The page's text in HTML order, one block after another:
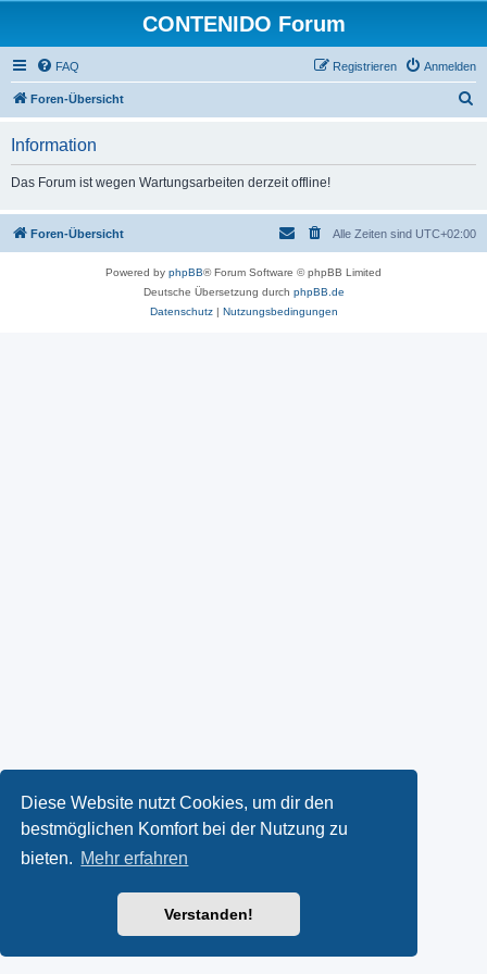
Diese Website nutzt Cookies, um dir den
bestmöglichen Komfort bei der Nutzung zu
bieten. Mehr erfahren
Verstanden!
CONTENIDO Forum
FAQ Anmelden
Registrieren
Foren-Übersicht
Information
Das Forum ist wegen Wartungsarbeiten derzeit offline!
Foren-Übersicht Alle Zeiten sind UTC+02:00
Powered by phpBB® Forum Software © phpBB Limited
Deutsche Übersetzung durch phpBB.de
Datenschutz| Nutzungsbedingungen